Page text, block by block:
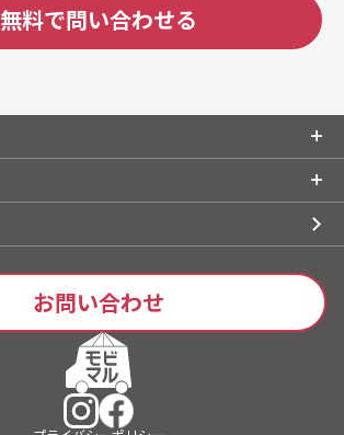
無料で問い合わせる
お問い合わせ